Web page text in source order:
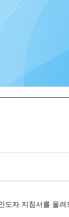
도자 지침서를 올려